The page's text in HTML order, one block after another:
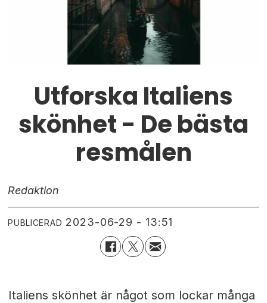
Utforska Italiens
skönhet - De bästa
resmålen
Redaktion
PUBLICERAD 2023-06-29 - 13:51
Italiens skönhet är något som lockar många